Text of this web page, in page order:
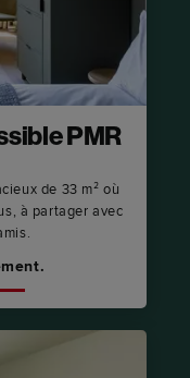
PMR
de 33 m² où
à partager avec